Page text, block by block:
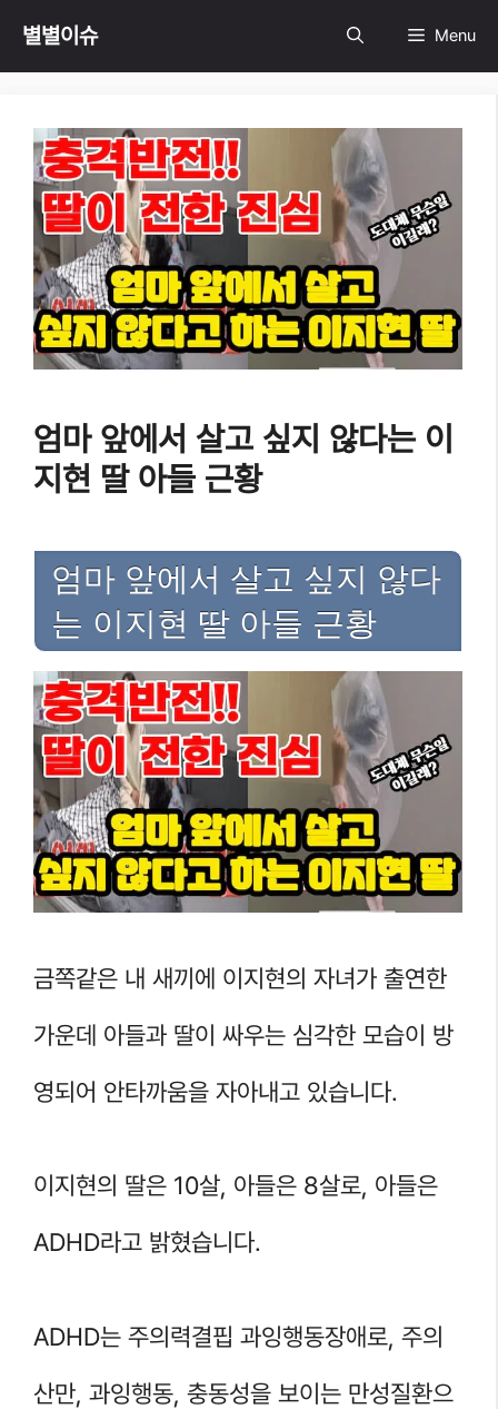
Skip
content
별별이슈 Menu
엄마 앞에서 살고 싶지 않다는 이
지현 딸 아들 근황
엄마 앞에서 살고 싶지 않다
는 이지현 딸 아들 근황
금쪽같은 내 새끼에 이지현의 자녀가 출연한
가운데 아들과 딸이 싸우는 심각한 모습이 방
영되어 안타까움을 자아내고 있습니다.
이지현의 딸은 10살, 아들은 8살로, 아들은
ADHD라고 밝혔습니다.
ADHD는 주의력결핍 과잉행동장애로, 주의
산만, 과잉행동, 충동성을 보이는 만성질환으